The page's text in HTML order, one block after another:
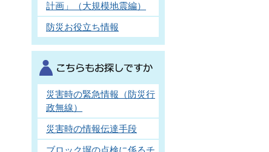
計画」（大規模地震編）
防災お役立ち情報
災害時の緊急情報（防災行
政無線）
災害時の情報伝達手段
ブロック塀の点検に係るチ